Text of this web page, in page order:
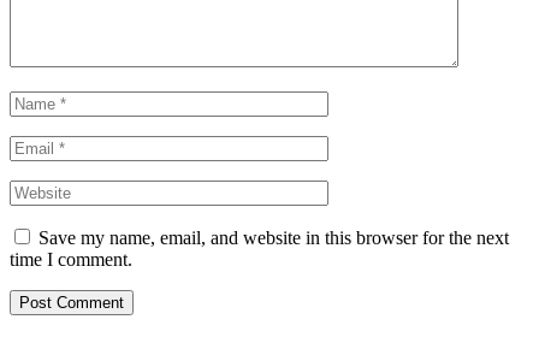
Save my name, email, and website in this browser for the next
time I comment.